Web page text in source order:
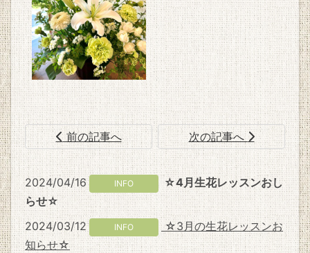
前の記事へ 次の記事へ
2024/04/16 INFO
☆4月生花レッスンおし
らせ☆
2024/03/12
INFO
☆3月の生花レッスンお
知らせ☆